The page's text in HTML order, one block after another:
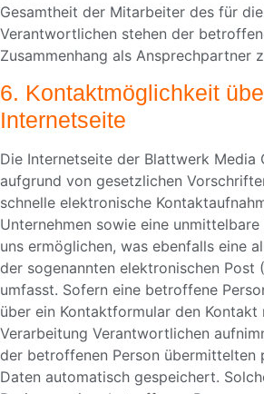
Gesamtheit der Mitarbeiter des für
Verantwortlichen stehen der
Zusammenhang als Ansprechpartner
6. Kontaktmöglichkeit
Internetseite
Die Internetseite der Blattwerk Media
aufgrund von gesetzlichen
schnelle elektronische
Unternehmen sowie eine
uns ermöglichen, was ebenfalls eine
der sogenannten elektronischen Post
umfasst. Sofern eine betroffene
über ein Kontaktformular den
Verarbeitung Verantwortlichen
der betroffenen Person übermittelten
Daten automatisch gespeichert.